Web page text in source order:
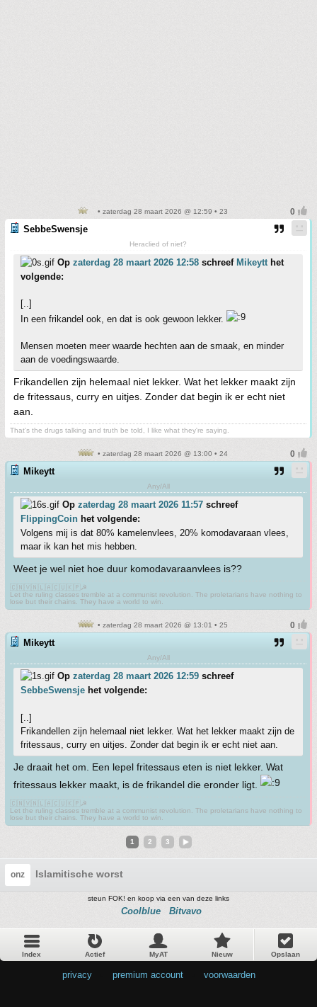
• zaterdag 28 maart 2026 @ 12:59 • 23
SebbeSwensje
Heraclied of niet?
Op zaterdag 28 maart 2026 12:58 schreef Mikeytthet
volgende:
[..]
In een frikandel ook, en dat is ook gewoon lekker.
Mensen moeten meer waarde hechten aan de smaak, en minder
aan de voedingswaarde.
Frikandellen zijn helemaal niet lekker. Wat het lekker maakt zijn
de fritessaus, curry en uitjes. Zonder dat begin ik er echt niet
aan.
That's the drugs talking and truth be told, I like what they're saying.
• zaterdag 28 maart 2026 @ 13:00 • 24
Mikeytt
Any/All
Op zaterdag 28 maart 2026 11:57 schreef
FlippingCoin het volgende:
Volgens mij is dat 80% kamelenvlees, 20% komodavaraan vlees,
maar ik kan het mis hebben.
Weet je wel niet hoe duur komodavaraanvlees is??
🇨🇳🇻🇳🇱🇦🇨🇺🇰🇵☭
Let the ruling classes tremble at a communist revolution. The proletarians have nothing to
lose but their chains. They have a world to win.
• zaterdag 28 maart 2026 @ 13:01 • 25
Mikeytt
Any/All
Op zaterdag 28 maart 2026 12:59 schreef
SebbeSwensje het volgende:
[..]
Frikandellen zijn helemaal niet lekker. Wat het lekker maakt zijn de
fritessaus, curry en uitjes. Zonder dat begin ik er echt niet aan.
Je draait het om. Een lepel fritessaus eten is niet lekker. Wat
fritessaus lekker maakt, is de frikandel die eronder ligt.
🇨🇳🇻🇳🇱🇦🇨🇺🇰🇵☭
Let the ruling classes tremble at a communist revolution. The proletarians have nothing to
lose but their chains. They have a world to win.
1 2 3
onz Islamitische worst
steun FOK! en koop via een van deze links
Coolblue Bitvavo
Index Actief MyAT Nieuw Opslaan
privacy premium account voorwaarden